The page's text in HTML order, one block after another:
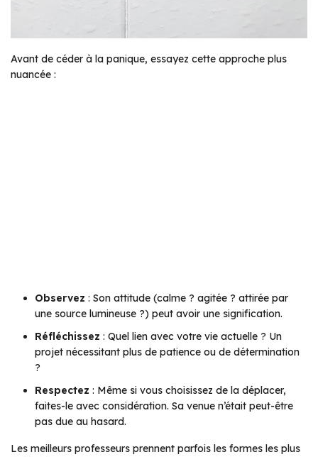
Avant de céder à la panique, essayez cette approche plus
nuancée :
Observez : Son attitude (calme ? agitée ? attirée par
une source lumineuse ?) peut avoir une signification.
Réfléchissez : Quel lien avec votre vie actuelle ? Un
projet nécessitant plus de patience ou de détermination
?
Respectez : Même si vous choisissez de la déplacer,
faites-le avec considération. Sa venue n’était peut-être
pas due au hasard.
Les meilleurs professeurs prennent parfois les formes les plus